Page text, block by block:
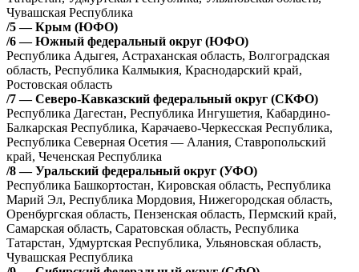
Чувашская Республика
/5 — Крым (ЮФО)
/6 — Южный федеральный округ (ЮФО)
Республика Адыгея, Астраханская область, Волгоградская
область, Республика Калмыкия, Краснодарский край,
Ростовская область
/7 — Северо-Кавказский федеральный округ (СКФО)
Республика Дагестан, Республика Ингушетия, Кабардино-
Балкарская Республика, Карачаево-Черкесская Республика,
Республика Северная Осетия — Алания, Ставропольский
край, Чеченская Республика
/8 — Уральский федеральный округ (УФО)
Республика Башкортостан, Кировская область, Республика
Марий Эл, Республика Мордовия, Нижегородская область,
Оренбургская область, Пензенская область, Пермский край,
Самарская область, Саратовская область, Республика
Татарстан, Удмуртская Республика, Ульяновская область,
Чувашская Республика